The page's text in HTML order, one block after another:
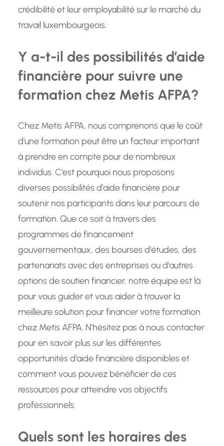
crédibilité et leur employabilité sur le marché du
travail luxembourgeois.
Y a-t-il des possibilités d’aide
financière pour suivre une
formation chez Metis AFPA?
Chez Metis AFPA, nous comprenons que le coût
d’une formation peut être un facteur important
à prendre en compte pour de nombreux
individus. C’est pourquoi nous proposons
diverses possibilités d’aide financière pour
soutenir nos participants dans leur parcours de
formation. Que ce soit à travers des
programmes de financement
gouvernementaux, des bourses d’études, des
partenariats avec des entreprises ou d’autres
options de soutien financier, notre équipe est là
pour vous guider et vous aider à trouver la
meilleure solution pour financer votre formation
chez Metis AFPA. N’hésitez pas à nous contacter
pour en savoir plus sur les différentes
opportunités d’aide financière disponibles et
comment vous pouvez bénéficier de ces
ressources pour atteindre vos objectifs
professionnels.
Quels sont les horaires des